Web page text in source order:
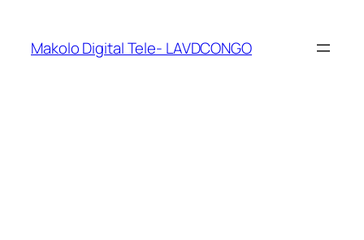
Makolo Digital Tele- LAVDCONGO